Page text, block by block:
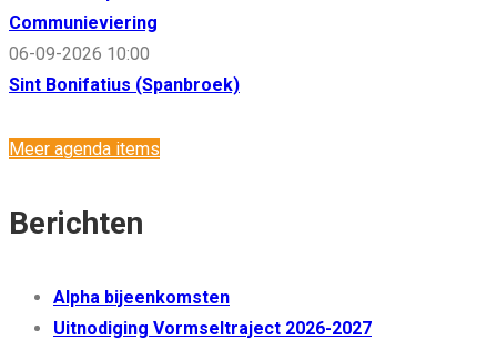
Communieviering
06-09-2026 10:00
Sint Bonifatius (Spanbroek)
Meer agenda items
Berichten
Alpha bijeenkomsten
Uitnodiging Vormseltraject 2026-2027